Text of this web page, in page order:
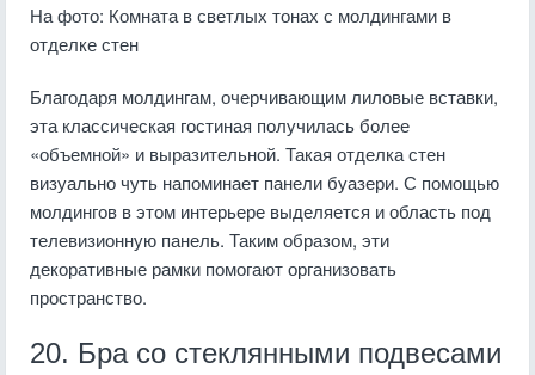
На фото: Комната в светлых тонах с молдингами в
отделке стен
Благодаря молдингам, очерчивающим лиловые вставки,
эта классическая гостиная получилась более
«объемной» и выразительной. Такая отделка стен
визуально чуть напоминает панели буазери. С помощью
молдингов в этом интерьере выделяется и область под
телевизионную панель. Таким образом, эти
декоративные рамки помогают организовать
пространство.
20. Бра со стеклянными подвесами